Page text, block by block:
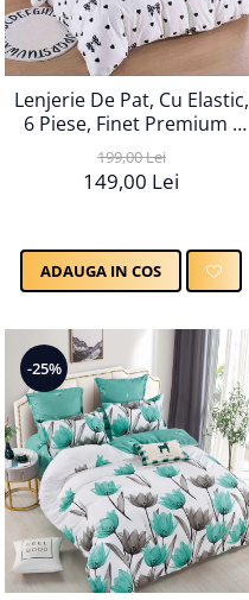
Lenjerie De Pat, Cu Elastic,
6 Piese, Finet Premium -
LPBF6PE10
199,00 Lei
149,00 Lei
ADAUGA IN COS
-25%